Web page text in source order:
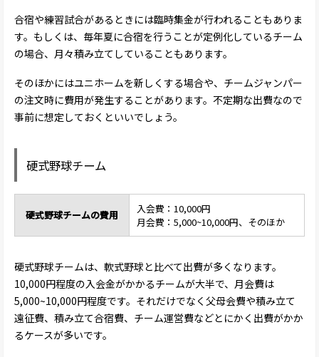
合宿や練習試合があるときには臨時集金が行われることもありま
す。もしくは、毎年夏に合宿を行うことが定例化しているチーム
の場合、月々積み立てしていることもあります。
そのほかにはユニホームを新しくする場合や、チームジャンパー
の注文時に費用が発生することがあります。不定期な出費なので
事前に想定しておくといいでしょう。
硬式野球チーム
硬式野球チームの費用
入会費：10,000円
月会費：5,000~10,000円、そのほか
硬式野球チームは、軟式野球と比べて出費が多くなります。
10,000円程度の入会金がかかるチームが大半で、月会費は
5,000~10,000円程度です。それだけでなく父母会費や積み立て
遠征費、積み立て合宿費、チーム運営費などとにかく出費がかか
るケースが多いです。